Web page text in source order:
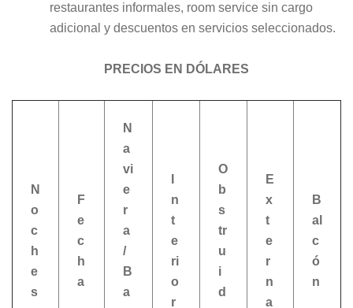
restaurantes informales, room service sin cargo
adicional y descuentos en servicios seleccionados.
PRECIOS EN DÓLARES
N
o
c
h
e
s
F
e
c
h
a
N
a
vi
e
r
a
/
B
a
n
t
e
ri
o
r
O
b
s
tr
u
i
d
E
x
t
e
r
n
a
B
al
c
ó
n